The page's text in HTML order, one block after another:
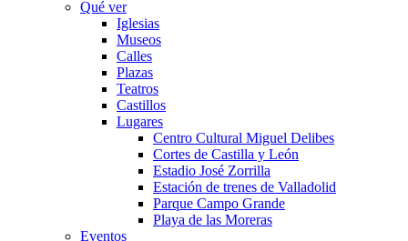
Qué ver
Iglesias
Museos
Calles
Plazas
Teatros
Castillos
Lugares
Centro Cultural Miguel Delibes
Cortes de Castilla y León
Estadio José Zorrilla
Estación de trenes de Valladolid
Parque Campo Grande
Playa de las Moreras
Eventos